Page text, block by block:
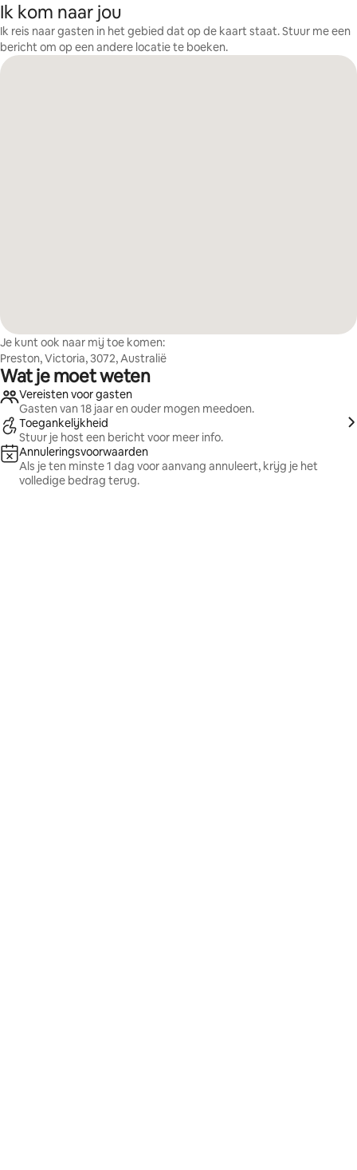
Ik kom naar jou
Ik reis naar gasten in het gebied dat op de kaart staat. Stuur me een
bericht om op een andere locatie te boeken.
Je kunt ook naar mij toe komen:
Preston, Victoria, 3072, Australië
Wat je moet weten
Vereisten voor gasten
Gasten van 18 jaar en ouder mogen meedoen.
Toegankelijkheid
Stuur je host een bericht voor meer info.
Annuleringsvoorwaarden
Als je ten minste 1 dag voor aanvang annuleert, krijg je het
volledige bedrag terug.